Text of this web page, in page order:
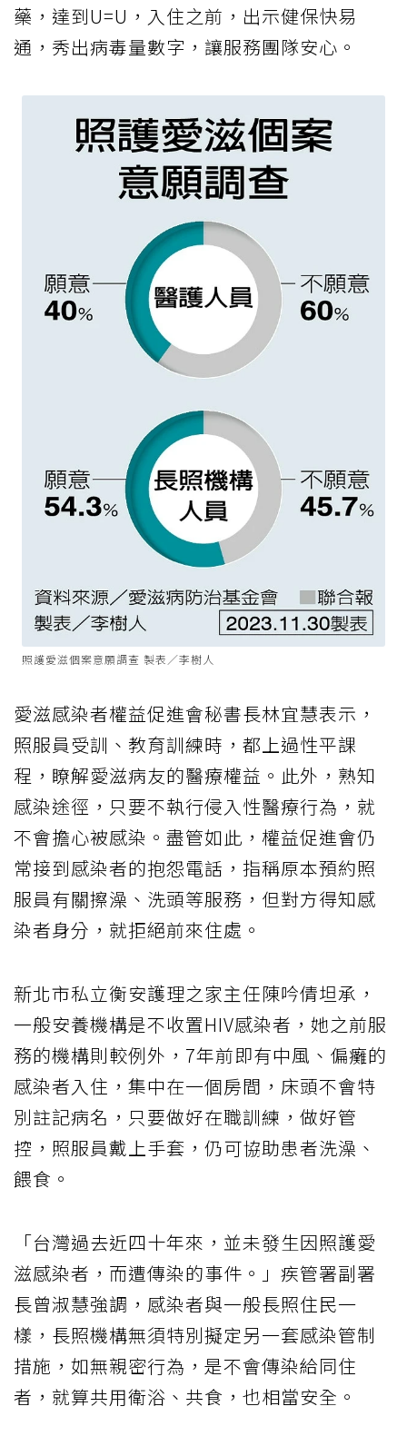
藥，達到U=U，入住之前，出示健保快易
通，秀出病毒量數字，讓服務團隊安心。
照護愛滋個案意願調查 製表／李樹人
愛滋感染者權益促進會秘書長林宜慧表示，
照服員受訓、教育訓練時，都上過性平課
程，瞭解愛滋病友的醫療權益。此外，熟知
感染途徑，只要不執行侵入性醫療行為，就
不會擔心被感染。盡管如此，權益促進會仍
常接到感染者的抱怨電話，指稱原本預約照
服員有關擦澡、洗頭等服務，但對方得知感
染者身分，就拒絕前來住處。
新北市私立衡安護理之家主任陳吟倩坦承，
一般安養機構是不收置HIV感染者，她之前服
務的機構則較例外，7年前即有中風、偏癱的
感染者入住，集中在一個房間，床頭不會特
別註記病名，只要做好在職訓練，做好管
控，照服員戴上手套，仍可協助患者洗澡、
餵食。
「台灣過去近四十年來，並未發生因照護愛
滋感染者，而遭傳染的事件。」疾管署副署
長曾淑慧強調，感染者與一般長照住民一
樣，長照機構無須特別擬定另一套感染管制
措施，如無親密行為，是不會傳染給同住
者，就算共用衛浴、共食，也相當安全。